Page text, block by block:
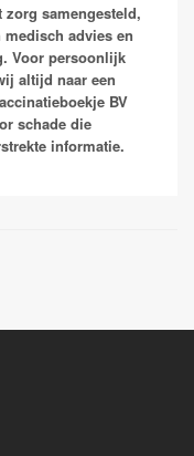
kan
'encefalitis'.
gezien bij reizen
landen niet
waarvoor je
inwoners in
samengesteld,
medisch advies en
Voor persoonlijk
altijd naar een
BV
schade die
informatie.